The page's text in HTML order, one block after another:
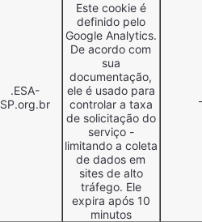
.ESA-
SP.org.br
Este cookie é
definido pelo
Google Analytics.
De acordo com
sua
documentação,
ele é usado para
controlar a taxa
de solicitação do
serviço -
limitando a coleta
de dados em
sites de alto
tráfego. Ele
expira após 10
minutos